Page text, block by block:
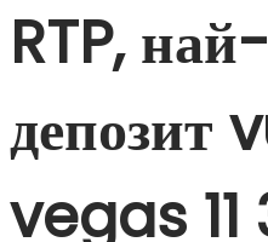
RTP,
депозит
vegas 11